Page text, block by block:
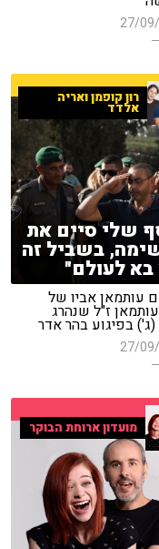
27/
רון קופמן ואריה
אלדד
שלי סיים את
בשביל זה
בא לעולם"
עותמאן אביו של
ז"ל שנהרג
בפיגוע בהר אדר
27/
מועדון ארוחת הבוקר